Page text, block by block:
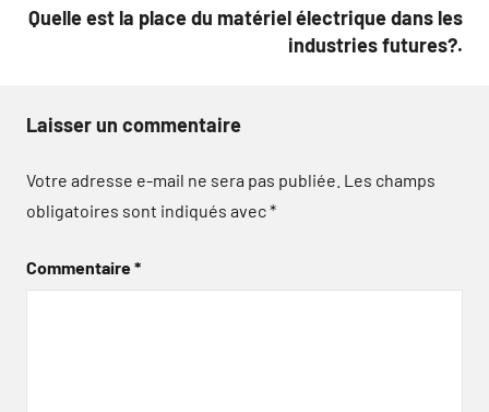
Quelle est la place du matériel électrique dans les
industries futures?.
Laisser un commentaire
Votre adresse e-mail ne sera pas publiée. Les champs
obligatoires sont indiqués avec*
Commentaire*